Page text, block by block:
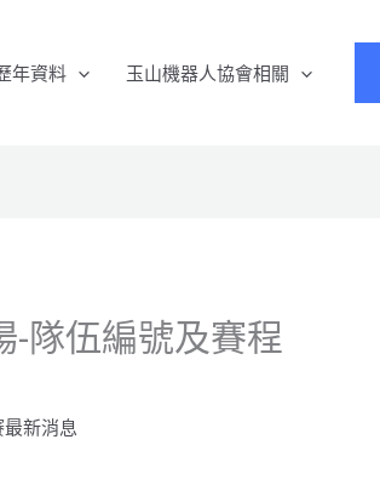
年資料 玉山機器人協會相關
-隊伍編號及賽程
最新消息